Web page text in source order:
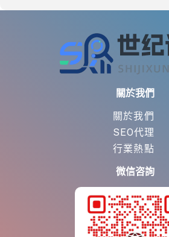
關於我們
關於我們
SEO代理
行業熱點
微信咨詢